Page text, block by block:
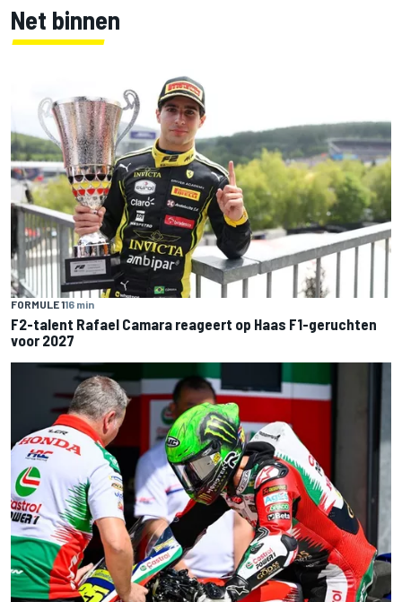
Net binnen
FORMULE 116 min
F2-talent Rafael Camara reageert op Haas F1-geruchten
voor 2027